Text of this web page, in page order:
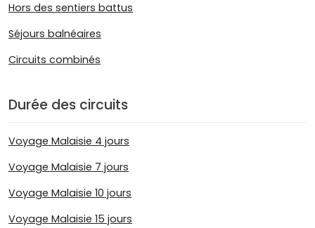
Hors des sentiers battus
Séjours balnéaires
Circuits combinés
Durée des circuits
Voyage Malaisie 4 jours
Voyage Malaisie 7 jours
Voyage Malaisie 10 jours
Voyage Malaisie 15 jours